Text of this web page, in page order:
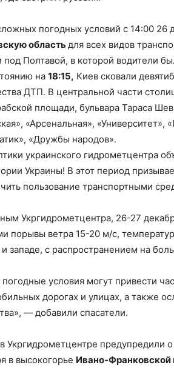
погодных условий с 14:00 26
областьдля всех видов
под Полтавой, в которой водители
на 18:15, Киев сковали
ДТП. В центральной части
площади, бульвара Тараса
«Арсенальная»,
«Дружбы народов».
украинского гидрометцентра
Украины! В этот период
пользование транспортными
Укргидрометцентра, 26-27
порывы ветра 15-20 м/с,
западе, с распространением на
погодные условия могут привести
дорогах и улицах, а также
— добавили спасатели.
Укргидрометцентре предупредили
в высокогорье Ивано-Франковской